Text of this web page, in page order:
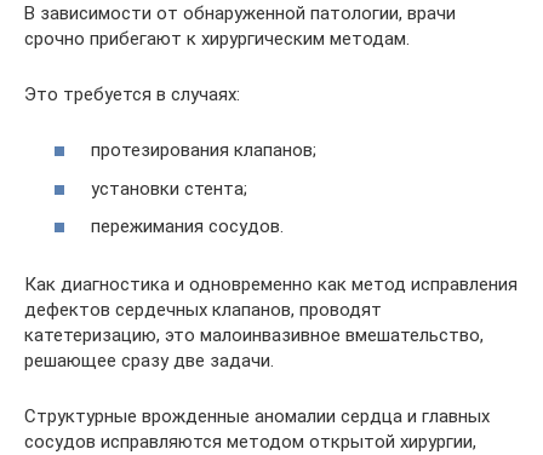
В зависимости от обнаруженной патологии, врачи
срочно прибегают к хирургическим методам.
Это требуется в случаях:
протезирования клапанов;
установки стента;
пережимания сосудов.
Как диагностика и одновременно как метод исправления
дефектов сердечных клапанов, проводят
катетеризацию, это малоинвазивное вмешательство,
решающее сразу две задачи.
Структурные врожденные аномалии сердца и главных
сосудов исправляются методом открытой хирургии,